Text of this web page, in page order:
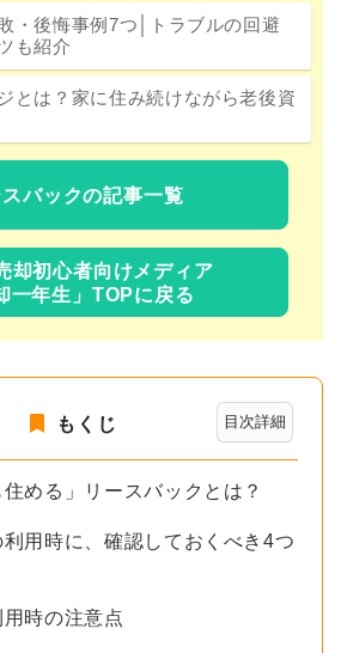
・後悔事例7つ│トラブルの回避
も紹介
とは？家に住み続けながら老後資
スバックの記事一覧
却初心者向けメディア
一年生」TOPに戻る
目次詳細
もくじ
める」リースバックとは？
用時に、確認しておくべき4つ
時の注意点